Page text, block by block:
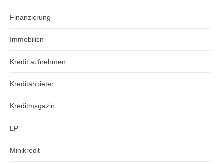
Finanzierung
Immobilien
Kredit aufnehmen
Kreditanbieter
Kreditmagazin
LP
Minikredit